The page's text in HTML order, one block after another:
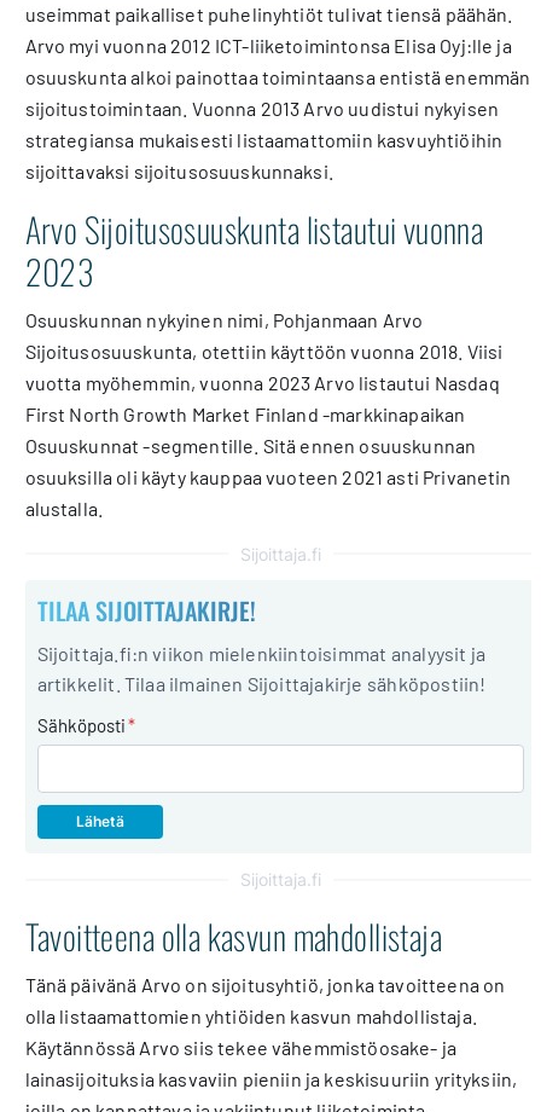
useimmat paikalliset puhelinyhtiöt tulivat tiensä päähän.
Arvo myi vuonna 2012 ICT-liiketoimintonsa Elisa Oyj:lle ja
osuuskunta alkoi painottaa toimintaansa entistä enemmän
sijoitustoimintaan. Vuonna 2013 Arvo uudistui nykyisen
strategiansa mukaisesti listaamattomiin kasvuyhtiöihin
sijoittavaksi sijoitusosuuskunnaksi.
Arvo Sijoitusosuuskunta listautui vuonna
2023
Osuuskunnan nykyinen nimi, Pohjanmaan Arvo
Sijoitusosuuskunta, otettiin käyttöön vuonna 2018. Viisi
vuotta myöhemmin, vuonna 2023 Arvo listautui Nasdaq
First North Growth Market Finland -markkinapaikan
Osuuskunnat -segmentille. Sitä ennen osuuskunnan
osuuksilla oli käyty kauppaa vuoteen 2021 asti Privanetin
alustalla.
Sijoittaja.fi
TILAA SIJOITTAJAKIRJE!
Sijoittaja.fi:n viikon mielenkiintoisimmat analyysit ja
artikkelit. Tilaa ilmainen Sijoittajakirje sähköpostiin!
Sähköposti*
Sijoittaja.fi
Tavoitteena olla kasvun mahdollistaja
Tänä päivänä Arvo on sijoitusyhtiö, jonka tavoitteena on
olla listaamattomien yhtiöiden kasvun mahdollistaja.
Käytännössä Arvo siis tekee vähemmistöosake- ja
lainasijoituksia kasvaviin pieniin ja keskisuuriin yrityksiin,